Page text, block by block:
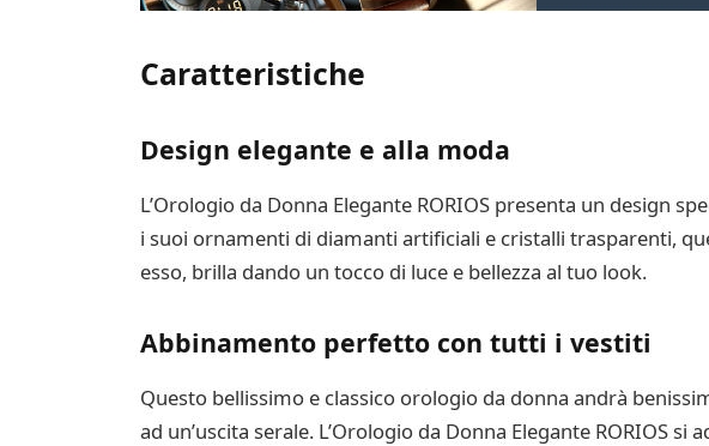
Caratteristiche
Design elegante e alla moda
L’Orologio da Donna Elegante RORIOS presenta un design
i suoi ornamenti di diamanti artificiali e cristalli trasparenti,
esso, brilla dando un tocco di luce e bellezza al tuo look.
Abbinamento perfetto con tutti i vestiti
Questo bellissimo e classico orologio da donna andrà
ad un’uscita serale. L’Orologio da Donna Elegante RORIOS